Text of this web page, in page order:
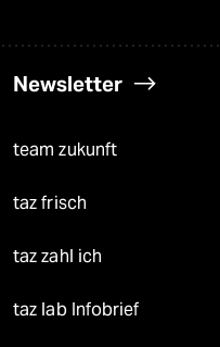
Newsletter
team zukunft
taz frisch
taz zahl ich
taz lab Infobrief